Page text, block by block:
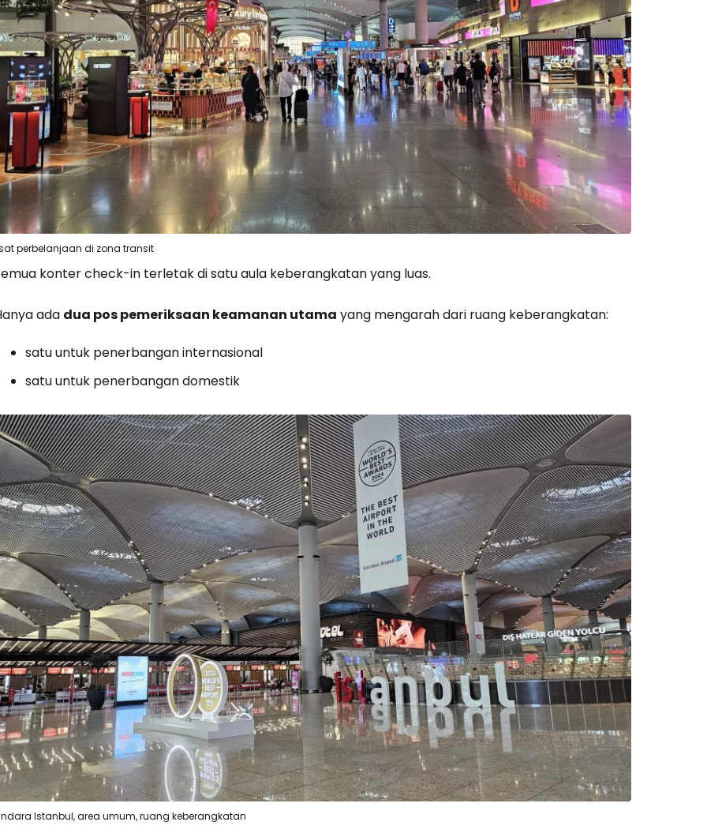
perbelanjaan di zona transit
konter check-in terletak di satu aula keberangkatan yang luas.
ada dua pos pemeriksaan keamanan utama yang mengarah dari ruang keberangkatan:
satu untuk penerbangan internasional
satu untuk penerbangan domestik
Istanbul, area umum, ruang keberangkatan